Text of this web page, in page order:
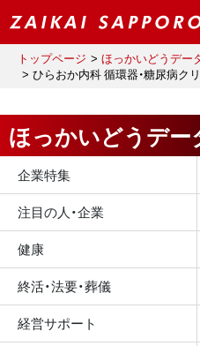
トップページ ほっかいどうデー
ひらおか内科 循環器・糖尿病ク
ほっかいどうデー
企業特集
注目の人・企業
健康
終活・法要・葬儀
経営サポート